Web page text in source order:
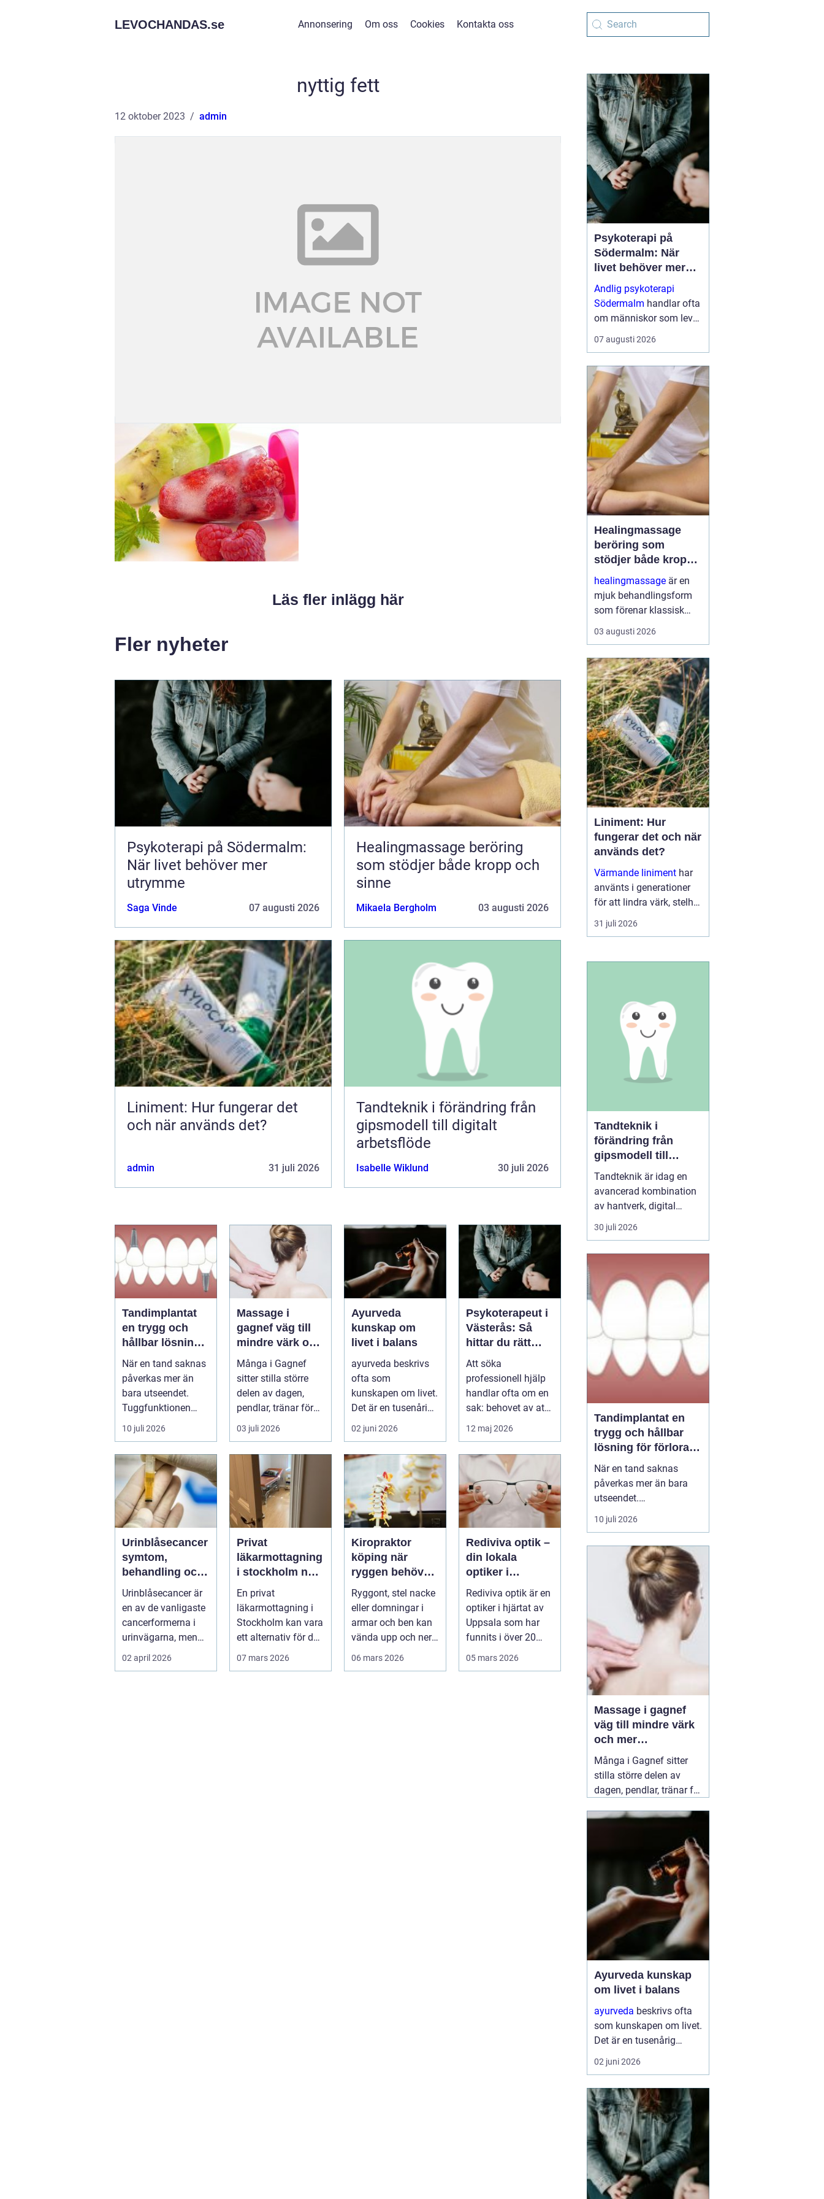
LEVOCHANDAS.se Annonsering Om oss Cookies Kontakta oss
nyttig fett
12 oktober 2023 admin
Läs fler inlägg här
Fler nyheter
Psykoterapi på Södermalm:
När livet behöver mer
utrymme
Saga Vinde 07 augusti 2026
Healingmassage beröring
som stödjer både kropp och
sinne
Mikaela Bergholm 03 augusti 2026
Liniment: Hur fungerar det
och när används det?
admin 31 juli 2026
Tandteknik i förändring från
gipsmodell till digitalt
arbetsflöde
Isabelle Wiklund 30 juli 2026
Tandimplantat
en trygg och
hållbar lösning
för förlorade
tänder
När en tand saknas
påverkas mer än
bara utseendet.
Tuggfunktionen
försämras, leendet
förändras och m...
10 juli 2026
Massage i
gagnef väg till
mindre värk och
mer
vardagsenergi
Många i Gagnef
sitter stilla större
delen av dagen,
pendlar, tränar för
hårt eller sover
dåligt. Axl...
03 juli 2026
Ayurveda
kunskap om
livet i balans
ayurveda beskrivs
ofta som
kunskapen om livet.
Det är en tusenårig
tradition som väver
samman kropp,...
02 juni 2026
Psykoterapeut i
Västerås: Så
hittar du rätt
psykolog i
Västerås för
samtal och
terapi
Att söka
professionell hjälp
handlar ofta om en
sak: behovet av att
få prata med n&a...
12 maj 2026
Urinblåsecancer
symtom,
behandling och
livet efter
diagnosen
Urinblåsecancer är
en av de vanligaste
cancerformerna i
urinvägarna, men
trots det hamnar
den ofta i...
02 april 2026
Privat
läkarmottagning
i stockholm när
personlig vård
och
specialistkunsk
ap är viktig
En privat
läkarmottagning i
Stockholm kan vara
ett alternativ för den
07 mars 2026
Kiropraktor
köping när
ryggen behöver
mer än vila
Ryggont, stel nacke
eller domningar i
armar och ben kan
vända upp och ner
06 mars 2026
Rediviva optik –
din lokala
optiker i
Uppsala
Rediviva optik är en
optiker i hjärtat av
Uppsala som har
funnits i över 20
05 mars 2026
Psykoterapi på
Södermalm: När
livet behöver mer
utrymme
Andlig psykoterapi
Södermalm handlar ofta
om människor som lever
i ett högt tempo, mitt i
stadens puls, men som
07 augusti 2026
Healingmassage
beröring som
stödjer både kropp
och sinne
healingmassage är en
mjuk behandlingsform
som förenar klassisk
massage med
energibaserad healing.
avslappning, lösa upp
spänningar och stödja
kroppens egen förmåga
till åt...
03 augusti 2026
Liniment: Hur
fungerar det och när
används det?
Värmande liniment har
använts i generationer
för att lindra värk, stelhet
och trötta muskler. I dag
finns moderna, mer
som kombinerar...
31 juli 2026
Tandteknik i
förändring från
gipsmodell till
digitalt arbetsflöde
Tandteknik är idag en
avancerad kombination
av hantverk, digital
teknik och medicinsk
kunskap. Bakom varje
noggrant arbete där
estetik, funktion och
långsiktig hållbarhet
och labb sa...
30 juli 2026
Tandimplantat en
trygg och hållbar
lösning för förlorade
tänder
När en tand saknas
påverkas mer än bara
utseendet.
Tuggfunktionen
försämras, leendet
blir osäkra i sociala
sammanhang.
tandimplantathar under
de senaste åren blivit en
10 juli 2026
Massage i gagnef
väg till mindre värk
och mer
vardagsenergi
Många i Gagnef sitter
stilla större delen av
dagen, pendlar, tränar för
Axlarna kryper upp mot
värker och huvudvärken
kommer smygande på
eftermiddagen. Då börjar
många03 juli 2026
Ayurveda kunskap
om livet i balans
ayurveda beskrivs ofta
som kunskapen om livet.
Det är en tusenårig
tradition som väver
samman kropp, sinne
stället för att bara
dämpa symptom
försöker ayurvedan
förstå varför v...
02 juni 2026